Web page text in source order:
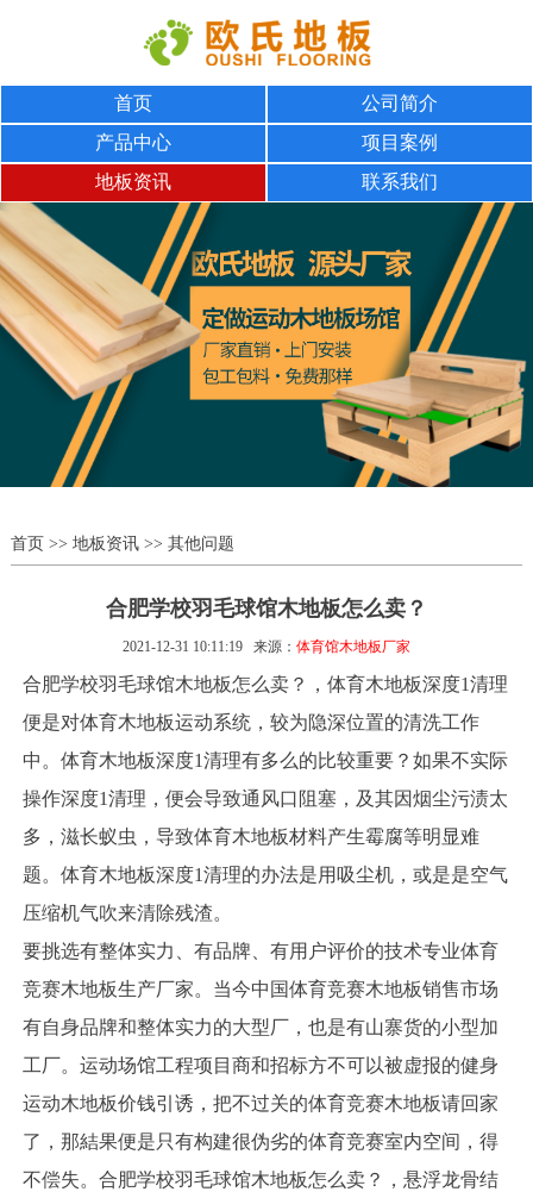
首页
公司简介
产品中心
项目案例
地板资讯
联系我们
首页>> 地板资讯>> 其他问题
合肥学校羽毛球馆木地板怎么卖？
2021-12-31 10:11:19 来源： 体育馆木地板厂家
合肥学校羽毛球馆木地板怎么卖？，体育木地板深度1清理
便是对体育木地板运动系统，较为隐深位置的清洗工作
中。体育木地板深度1清理有多么的比较重要？如果不实际
操作深度1清理，便会导致通风口阻塞，及其因烟尘污渍太
多，滋长蚁虫，导致体育木地板材料产生霉腐等明显难
题。体育木地板深度1清理的办法是用吸尘机，或是是空气
压缩机气吹来清除残渣。
要挑选有整体实力、有品牌、有用户评价的技术专业体育
竞赛木地板生产厂家。当今中国体育竞赛木地板销售市场
有自身品牌和整体实力的大型厂，也是有山寨货的小型加
工厂。运动场馆工程项目商和招标方不可以被虚报的健身
运动木地板价钱引诱，把不过关的体育竞赛木地板请回家
了，那結果便是只有构建很伪劣的体育竞赛室内空间，得
不偿失。合肥学校羽毛球馆木地板怎么卖？，悬浮龙骨结